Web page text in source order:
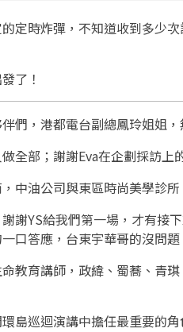
定時炸彈，不知道收到多少
了！
們，港都電台副總鳳玲姐姐，
全部；謝謝Eva在企劃採訪上
中油公司與東區時尚美學診
謝YS給我們第一場，才有接
口答應，台東宇華哥的沒問
教育講師，政緯、蜀蕎、青
島巡迴演講中擔任最重要的